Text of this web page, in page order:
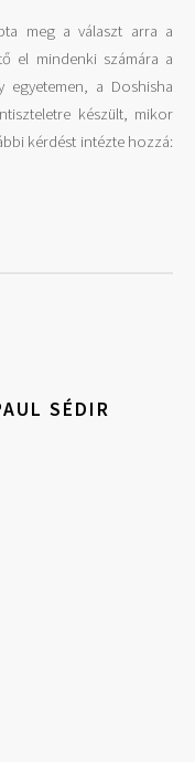
meg a választ arra a
el mindenki számára a
egyetemen, a Doshisha
készült, mikor
kérdést intézte hozzá:
SÉDIR